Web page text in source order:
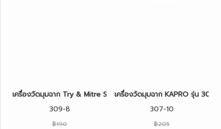
เครื่องวัดมุมฉาก Try & Mitre Square KAPRO รุ่น 309 LEDGEND™
309-8
฿190
เครื่องวัดมุมฉาก KAPRO รุ่น 307
307-10
฿205